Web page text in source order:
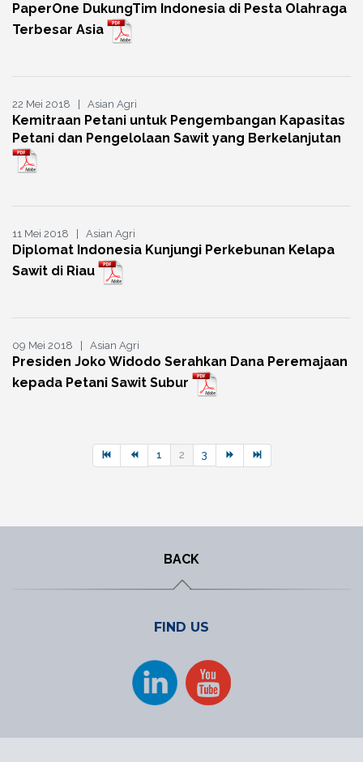
PaperOne DukungTim Indonesia di Pesta Olahraga
Terbesar Asia
22 Mei 2018 | Asian Agri
Kemitraan Petani untuk Pengembangan Kapasitas
Petani dan Pengelolaan Sawit yang Berkelanjutan
11 Mei 2018 | Asian Agri
Diplomat Indonesia Kunjungi Perkebunan Kelapa
Sawit di Riau
09 Mei 2018 | Asian Agri
Presiden Joko Widodo Serahkan Dana Peremajaan
kepada Petani Sawit Subur
1 2 3
BACK
FIND US